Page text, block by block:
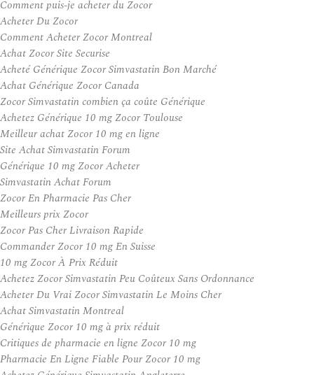
Comment puis-je acheter du Zocor
Acheter Du Zocor
Comment Acheter Zocor Montreal
Achat Zocor Site Securise
Acheté Générique Zocor Simvastatin Bon Marché
Achat Générique Zocor Canada
Zocor Simvastatin combien ça coûte Générique
Achetez Générique 10 mg Zocor Toulouse
Meilleur achat Zocor 10 mg en ligne
Site Achat Simvastatin Forum
Générique 10 mg Zocor Acheter
Simvastatin Achat Forum
Zocor En Pharmacie Pas Cher
Meilleurs prix Zocor
Zocor Pas Cher Livraison Rapide
Commander Zocor 10 mg En Suisse
10 mg Zocor À Prix Réduit
Achetez Zocor Simvastatin Peu Coûteux Sans Ordonnance
Acheter Du Vrai Zocor Simvastatin Le Moins Cher
Achat Simvastatin Montreal
Générique Zocor 10 mg à prix réduit
Critiques de pharmacie en ligne Zocor 10 mg
Pharmacie En Ligne Fiable Pour Zocor 10 mg